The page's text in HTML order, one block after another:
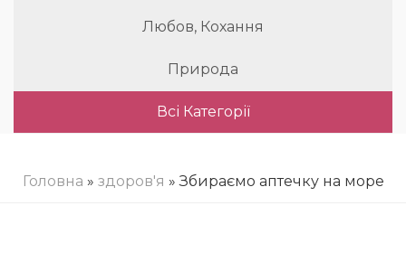
Любов, Кохання
Природа
Всі Категорії
Головна » здоров'я » Збираємо аптечку на море